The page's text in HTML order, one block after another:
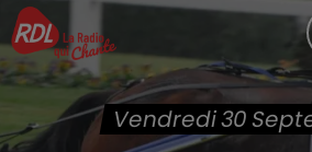
Vendredi 30